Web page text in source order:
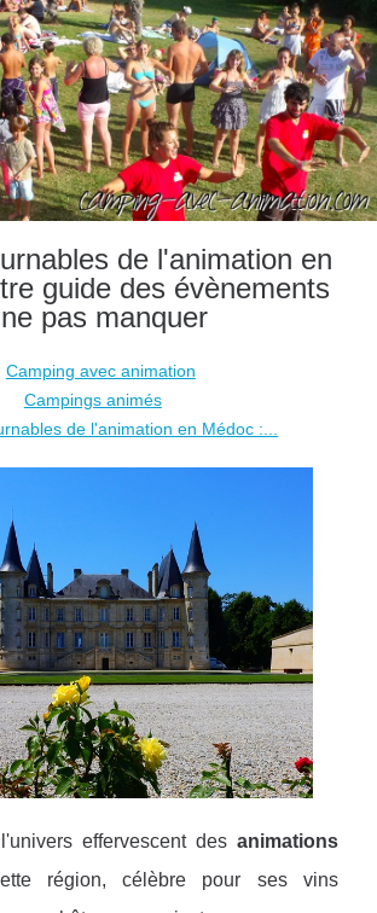
de l'animation en
guide des évènements
pas manquer
Camping avec animation
Campings animés
de l'animation en Médoc :...
effervescent des animations
région, célèbre pour ses vins